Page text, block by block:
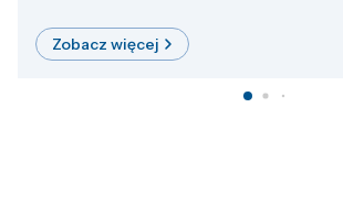
Zobacz więcej